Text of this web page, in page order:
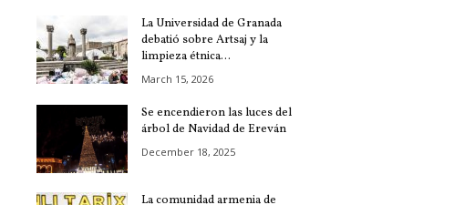
La Universidad de Granada
debatió sobre Artsaj y la
limpieza étnica...
March 15, 2026
Se encendieron las luces del
árbol de Navidad de Ereván
December 18, 2025
La comunidad armenia de